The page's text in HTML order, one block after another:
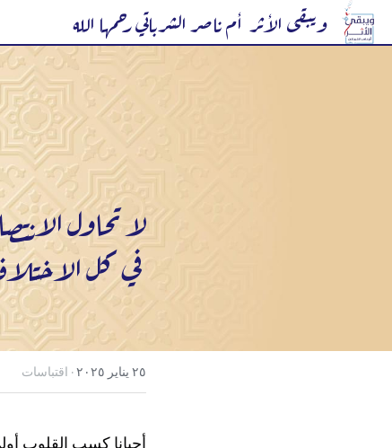
ويبقى الأثر  أم ناصر الشرباتي رحمها الله
لا تحاول
في كل الاختلافات
٢٥ يناير ٢٠٢٥ · اقتباسات